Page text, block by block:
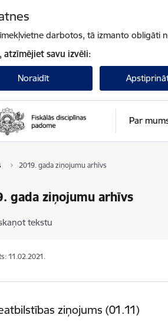
darbotos, tā izmanto obligāti
atzīmējiet savu izvēli:
Noraidīt
Par
2019. gada ziņojumu arhīvs
gada ziņojumu arhīvs
tekstu
11.02.2021.
ziņojums (01.11)